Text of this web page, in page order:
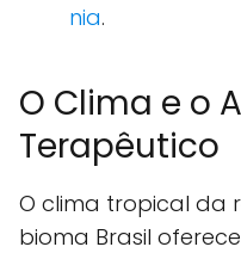
nia.
O Clima e o
Terapêutico
O clima tropical da
bioma Brasil